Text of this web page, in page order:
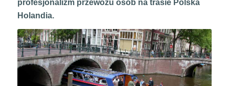
profesjonalizm przewozu osób na trasie Polska
Holandia.